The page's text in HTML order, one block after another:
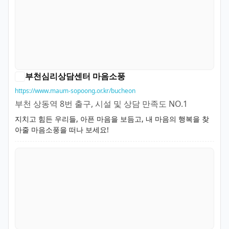
부천심리상담센터 마음소풍
https://www.maum-sopoong.or.kr/bucheon
부천 상동역 8번 출구, 시설 및 상담 만족도 NO.1
지치고 힘든 우리들, 아픈 마음을 보듬고, 내 마음의 행복을 찾
아줄 마음소풍을 떠나 보세요!